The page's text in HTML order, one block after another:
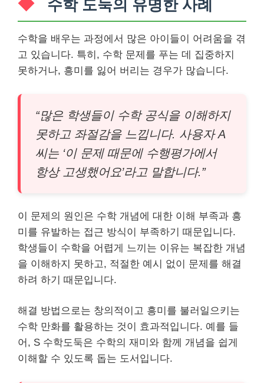
수학 도둑의 유명한 사례
수학을 배우는 과정에서 많은 아이들이 어려움을 겪
고 있습니다. 특히, 수학 문제를 푸는 데 집중하지
못하거나, 흥미를 잃어 버리는 경우가 많습니다.
“많은 학생들이 수학 공식을 이해하지
못하고 좌절감을 느낍니다. 사용자 A
씨는 ‘이 문제 때문에 수행평가에서
항상 고생했어요’라고 말합니다.”
이 문제의 원인은 수학 개념에 대한 이해 부족과 흥
미를 유발하는 접근 방식이 부족하기 때문입니다.
학생들이 수학을 어렵게 느끼는 이유는 복잡한 개념
을 이해하지 못하고, 적절한 예시 없이 문제를 해결
하려 하기 때문입니다.
해결 방법으로는 창의적이고 흥미를 불러일으키는
수학 만화를 활용하는 것이 효과적입니다. 예를 들
어, S 수학도둑은 수학의 재미와 함께 개념을 쉽게
이해할 수 있도록 돕는 도서입니다.